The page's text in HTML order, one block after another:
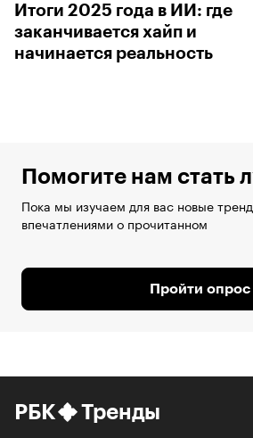
Итоги 2025 года в ИИ: где
заканчивается хайп и
начинается реальность
Помогите нам стать
Пока мы изучаем для вас новые
впечатлениями о прочитанном
Пройти опрос
РБК Тренды